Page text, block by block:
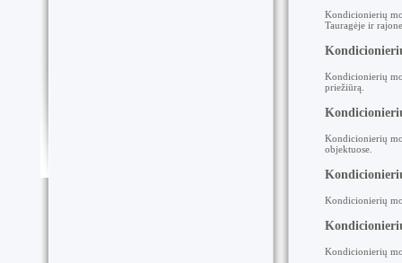
Kondicionierių
Tauragėje ir
Kondicionierių
priežiūrą.
Kondicionierių
objektuose.
Kondicionierių
Kondicionierių